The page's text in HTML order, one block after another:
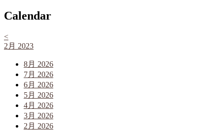
Calendar
<
2月 2023
8月 2026
7月 2026
6月 2026
5月 2026
4月 2026
3月 2026
2月 2026